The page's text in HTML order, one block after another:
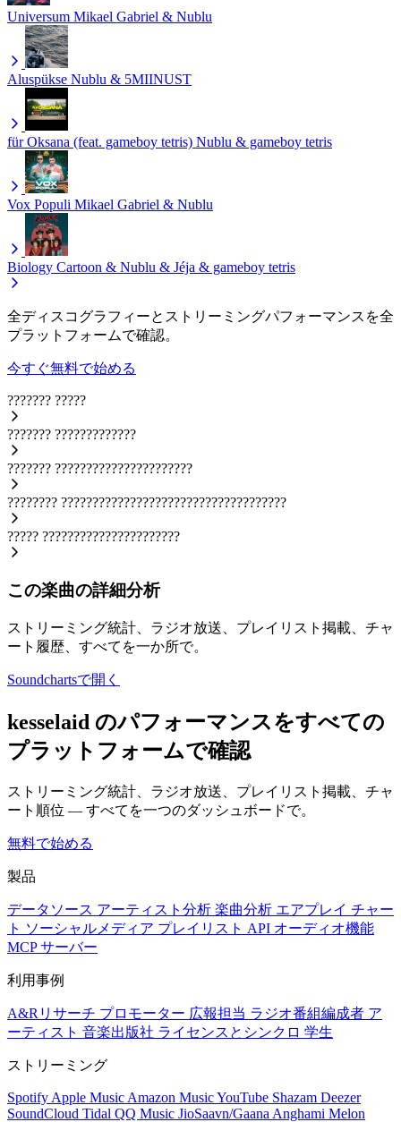
Universum Mikael Gabriel & Nublu
Aluspükse Nublu & 5MIINUST
für Oksana (feat. gameboy tetris) Nublu & gameboy tetris
Vox Populi Mikael Gabriel & Nublu
Biology Cartoon & Nublu & Jéja & gameboy tetris
全ディスコグラフィーとストリーミングパフォーマンスを全
プラットフォームで確認。
今すぐ無料で始める
??????? ?????
??????? ?????????????
??????? ??????????????????????
???????? ????????????????????????????????????
????? ??????????????????????
この楽曲の詳細分析
ストリーミング統計、ラジオ放送、プレイリスト掲載、チャ
ート履歴、すべてを一か所で。
Soundchartsで開く
kesselaid のパフォーマンスをすべての
プラットフォームで確認
ストリーミング統計、ラジオ放送、プレイリスト掲載、チャ
ート順位 — すべてを一つのダッシュボードで。
無料で始める
製品
データソース アーティスト分析 楽曲分析 エアプレイ チャー
ト ソーシャルメディア プレイリスト API オーディオ機能
MCP サーバー
利用事例
A&Rリサーチ プロモーター 広報担当 ラジオ番組編成者 ア
ーティスト 音楽出版社 ライセンスとシンクロ 学生
ストリーミング
Spotify Apple Music Amazon MusicYouTube Shazam Deezer
SoundCloud Tidal QQ Music JioSaavn/Gaana Anghami Melon